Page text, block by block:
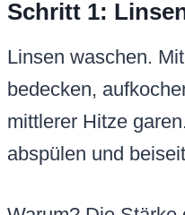
Schritt 1:
Linsen waschen.
bedecken,
mittlerer Hitze
abspülen und